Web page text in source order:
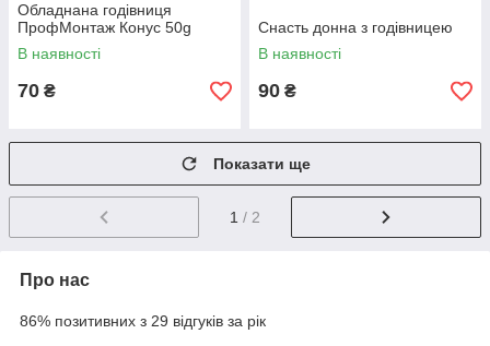
Обладнана годівниця
ПрофМонтаж Конус 50g
В наявності
70 ₴
Снасть донна з годівницею
В наявності
90 ₴
Показати ще
1 / 2
Про нас
86% позитивних з 29 відгуків за рік